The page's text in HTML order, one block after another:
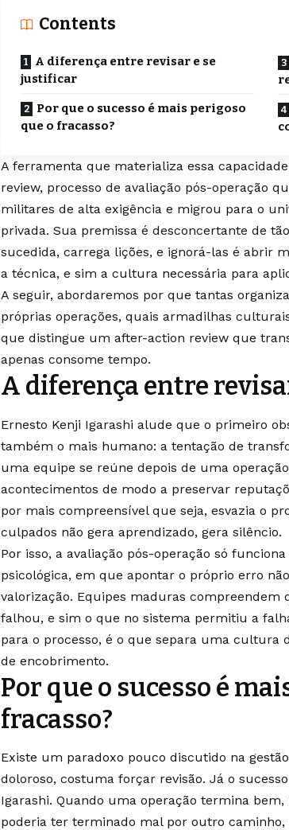
Contents
A diferença entre revisar e se
justificar
Por que o sucesso é mais perigoso
que o fracasso?
A ferramenta que materializa essa
review, processo de avaliação pós-operação
militares de alta exigência e migrou para o
privada. Sua premissa é desconcertante de
sucedida, carrega lições, e ignorá-las é abrir
a técnica, e sim a cultura necessária para
A seguir, abordaremos por que tantas
próprias operações, quais armadilhas
que distingue um after-action review que
apenas consome tempo.
A diferença entre
Ernesto Kenji Igarashi alude que o primeiro
também o mais humano: a tentação de
uma equipe se reúne depois de uma
acontecimentos de modo a preservar
por mais compreensível que seja, esvazia o
culpados não gera aprendizado, gera silêncio.
Por isso, a avaliação pós-operação só
psicológica, em que apontar o próprio erro
valorização. Equipes maduras
falhou, e sim o que no sistema permitiu a
para o processo, é o que separa uma
de encobrimento.
Por que o sucesso é
fracasso?
Existe um paradoxo pouco discutido na
doloroso, costuma forçar revisão. Já o
Igarashi. Quando uma operação termina
poderia ter terminado mal por outro